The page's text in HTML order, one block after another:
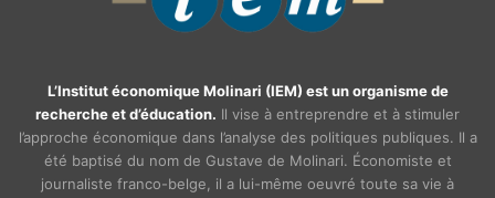
L’Institut économique Molinari (IEM) est un organisme de
recherche et d’éducation. Il vise à entreprendre et à stimuler
l’approche économique dans l’analyse des politiques publiques. Il a
été baptisé du nom de Gustave de Molinari. Économiste et
journaliste franco-belge, il a lui-même oeuvré toute sa vie à